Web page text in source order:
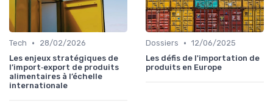
Tech •
28/02/2026
Les enjeux stratégiques de
l’import‑export de produits
alimentaires à l’échelle
internationale
Dossiers • 12/06/2025
Les défis de l'importation de
produits en Europe